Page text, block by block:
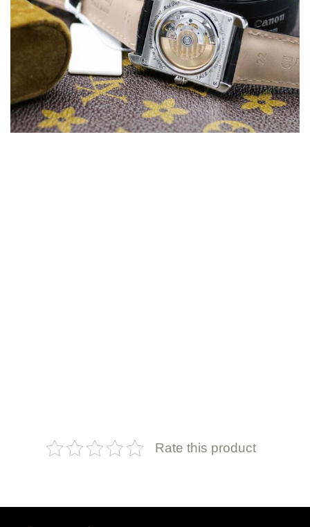
Rate this product